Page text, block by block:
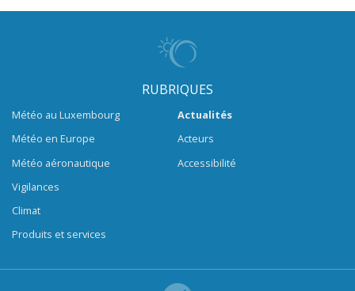
RUBRIQUES
Météo au Luxembourg
Météo en Europe
Météo aéronautique
Vigilances
Climat
Produits et services
Actualités
Acteurs
Accessibilité